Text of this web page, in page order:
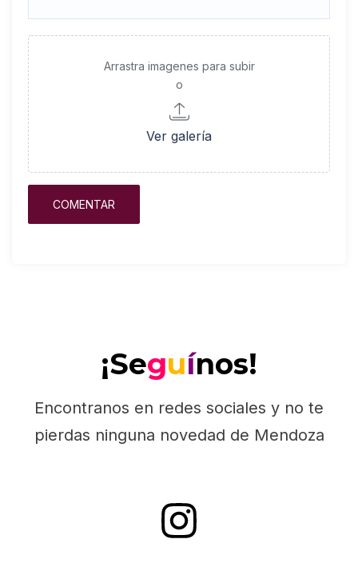
Arrastra imagenes para subir
o
Ver galería
¡Seguínos!
Encontranos en redes sociales y no te
pierdas ninguna novedad de Mendoza